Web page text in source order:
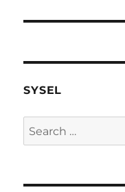
SYSEL
Search
for: